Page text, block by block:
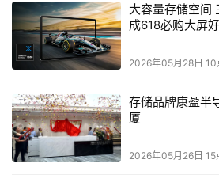
面对挑战与机遇，AMD持续投资于
的基础技术。对Infinity架构长达十
了模块化的能力。 AMD 架构的前
片技术，及 2.5 和 3D 封装技术，
异构计算解决方案系统级的优化。
今年6月份AMD在其财务分析师日
大容量存储空间
成618必购大屏
2026年05月28日
存储品牌康盈半
厦
2026年05月26日 15